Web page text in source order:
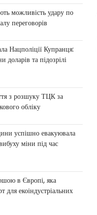
статус
хабу та
український
багатьох років
одного з найбільш
міжнародних центрів
бізнесу…
новини ранку 4
дрони, Іран,
заяви Європи
можливість удару по
переговорів
Нацполіції Купранця:
доларів та підозрілі
з розшуку ТЦК за
обліку
успішно евакуювала
міни під час
в Європі, яка
для екоіндустріальних